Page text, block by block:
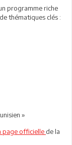
programme riche
thématiques clés :
»
page officielle de la